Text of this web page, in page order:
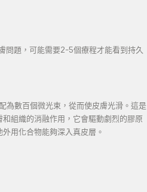
問題，可能需要2-5個療程才能看到持久
數百個微光束，從而使皮膚光滑。這是
組織的消融作用，它會驅動劇烈的膠原
用化合物能夠深入真皮層。